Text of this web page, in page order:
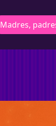
Madres,